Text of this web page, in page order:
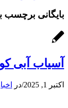
بایگانی برچسب
آسیاب آبی
اکتبر 1, 2025 /در